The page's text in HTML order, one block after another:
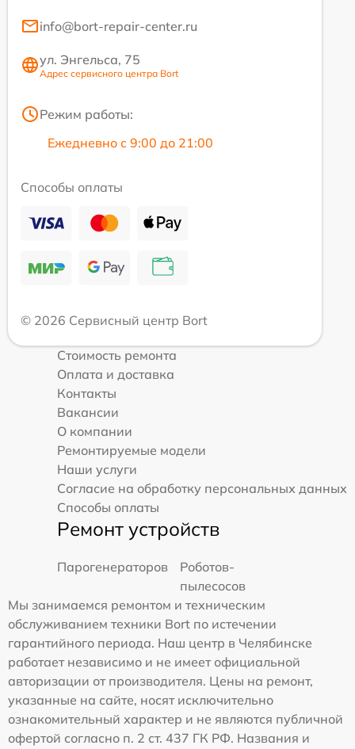
info@bort-repair-center.ru
ул. Энгельса, 75
Адрес сервисного центра Bort
Режим работы:
Ежедневно с 9:00 до 21:00
Способы оплаты
© 2026 Сервисный центр Bort
Стоимость ремонта
Оплата и доставка
Контакты
Вакансии
О компании
Ремонтируемые модели
Наши услуги
Согласие на обработку персональных данных
Способы оплаты
Ремонт устройств
Парогенераторов
Роботов-
пылесосов
Мы занимаемся ремонтом и техническим
обслуживанием техники Bort по истечении
гарантийного периода. Наш центр в Челябинске
работает независимо и не имеет официальной
авторизации от производителя. Цены на ремонт,
указанные на сайте, носят исключительно
ознакомительный характер и не являются публичной
офертой согласно п. 2 ст. 437 ГК РФ. Названия и